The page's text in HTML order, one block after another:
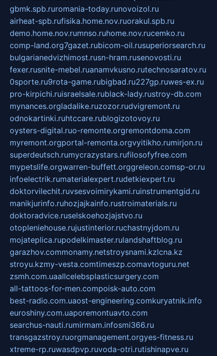
gbmk.spb.ruromania-today.runovoizol.ru
airheat-spb.rufisika.home.nov.ruorakul.spb.ru
demo.home.nov.rumnso.ruhome.nov.rucemko.ru
comp-land.org7gazet.rubicom-oil.rusuperiorsearch.ru
bulgarianedvizhimost.rusn-hram.rusenovosti.ru
fexer.rusnite-mebel.ruanamvkusno.rutechnosaratov.ru
0sporte.ru9rota-game.rubigbad.ru227gp.ruwes-ex.ru
pro-kirpichi.ruisraelsale.rublack-lady.rustroy-db.com
mynances.orgladalike.ruzozor.rudvigremont.ru
odnokartinki.ruhtccare.rublogizotovoy.ru
oysters-digital.ruo-remonte.orgremontdoma.com
myremont.orgportal-remonta.orgvyitikho.rumirjon.ru
superdeutsch.rumycrazystars.rufilosofyfree.com
mypetslife.orgwarren-buffett.orggreleon.comsp-or.ru
infoelectrik.rumaterialexpert.rudetkiexpert.ru
doktorvilechit.ruvsesvoimirykami.ruinstrumentgid.ru
manikjurinfo.ruhozjajkainfo.rustroimaterials.ru
doktoradvice.ruselskoehozjajstvo.ru
otopleniehouse.rujustinterior.ruchastnyjdom.ru
mojateplica.rupodelkimaster.rulandshaftblog.ru
garazhov.commonamy.netstroysnami.kzlcna.kz
stroyu.kzmy-vesta.comtimeszp.comavtoguru.net
zsmh.com.uaallcelebsplasticsurgery.com
all-tattoos-for-men.compoisk-auto.com
best-radio.com.uaost-engineering.comkuryatnik.info
euroshiny.com.uaporemontuavto.com
searchus-nauti.rumirmam.infosmi366.ru
transgazstroy.ruorgmanagement.orgyes-fitness.ru
xtreme-rp.ruwasdpvp.ruvoda-otri.rutishinapve.ru